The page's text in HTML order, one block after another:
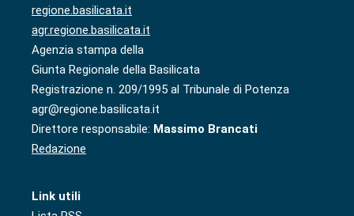
regione.basilicata.it
agr.regione.basilicata.it
Agenzia stampa della
Giunta Regionale della Basilicata
Registrazione n. 209/1995 al Tribunale di Potenza
agr@regione.basilicata.it
Direttore responsabile: Massimo Brancati
Redazione
Link utili